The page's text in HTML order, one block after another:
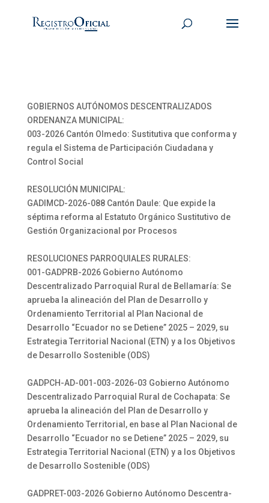
GOBIERNOS AUTÓNOMOS DESCENTRALIZADOS
ORDENANZA MUNICIPAL:
003-2026 Cantón Olmedo: Sustitutiva que conforma y
regula el Sistema de Participación Ciudadana y
Control Social
RESOLUCIÓN MUNICIPAL:
GADIMCD-2026-088 Cantón Daule: Que expide la
séptima reforma al Estatuto Orgánico Sustitutivo de
Gestión Organizacional por Procesos
RESOLUCIONES PARROQUIALES RURALES:
001-GADPRB-2026 Gobierno Autónomo
Descentralizado Parroquial Rural de Bellamaría: Se
aprueba la alineación del Plan de Desarrollo y
Ordenamiento Territorial al Plan Nacional de
Desarrollo “Ecuador no se Detiene” 2025 – 2029, su
Estrategia Territorial Nacional (ETN) y a los Objetivos
de Desarrollo Sostenible (ODS)
GADPCH-AD-001-003-2026-03 Gobierno Autónomo
Descentralizado Parroquial Rural de Cochapata: Se
aprueba la alineación del Plan de Desarrollo y
Ordenamiento Territorial, en base al Plan Nacional de
Desarrollo “Ecuador no se Detiene” 2025 – 2029, su
Estrategia Territorial Nacional (ETN) y a los Objetivos
de Desarrollo Sostenible (ODS)
GADPRET-003-2026 Gobierno Autónomo Descentra-